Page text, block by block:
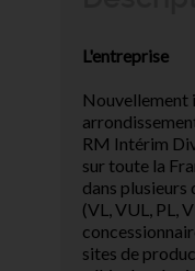
L'entreprise
Nouvellement
RM Intérim
sur toute la
dans
(VL, VUL, PL,
sites de